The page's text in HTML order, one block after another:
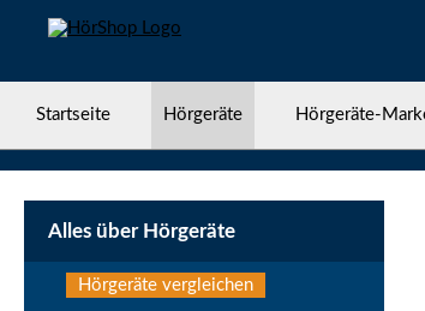
Startseite Hörgeräte Hörgeräte-
Alles über Hörgeräte
Hörgeräte vergleichen